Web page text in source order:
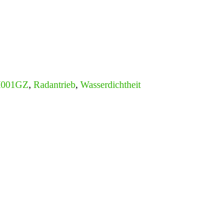
, Radantrieb, Wasserdichtheit